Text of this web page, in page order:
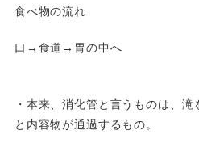
食べ物の流れ
口→食道→胃の中へ
・本来、消化管と言うものは、
と内容物が通過するもの。